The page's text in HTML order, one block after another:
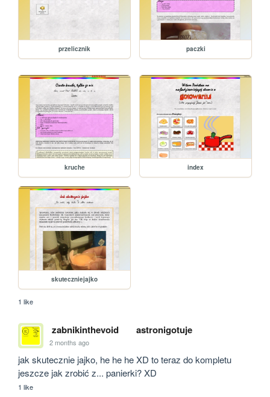
przelicznik paczki
kruche index
skuteczniejajko
1 like
zabnikinthevoid astronigotuje
2 months ago
jak skutecznie jajko, he he he XD to teraz do kompletu
jeszcze jak zrobić z... panierki? XD
1 like